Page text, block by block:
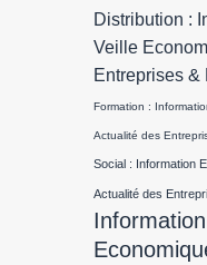
Distribution :
Veille
Entreprises &
Formation :
Actualité des
Social : Information
Actualité des